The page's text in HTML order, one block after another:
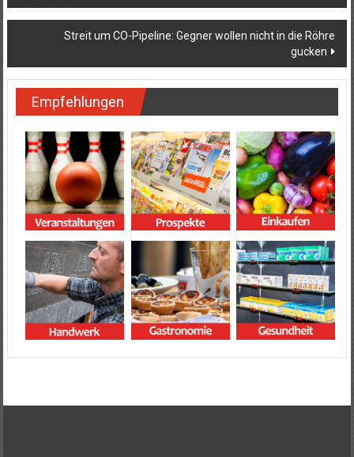
Streit um CO-Pipeline: Gegner wollen nicht in die Röhre
gucken
Empfehlungen